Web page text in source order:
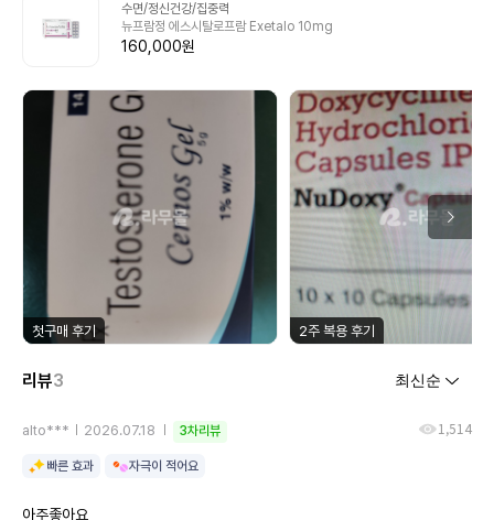
수면/정신건강/집중력
뉴프람정 에스시탈로프람 Exetalo 10mg
160,000원
첫구매 후기 2주 복용 후기
리뷰3
alto*** 2026.07.18 3차리뷰 1,514
빠른 효과 자극이 적어요
아주좋아요